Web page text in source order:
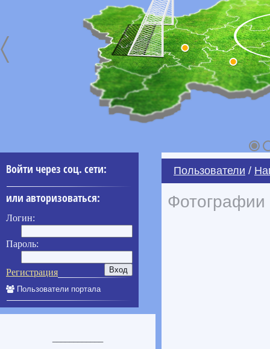
Войти через соц. сети:
или авторизоваться:
Логин:
Пароль:
Регистрация
Пользователи портала
Пользователи /
Фотографии